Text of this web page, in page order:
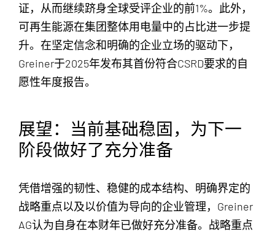
证，从而继续跻身全球受评企业的前1%。此外，
可再生能源在集团整体用电量中的占比进一步提
升。在坚定信念和明确的企业立场的驱动下，
Greiner于2025年发布其首份符合CSRD要求的自
愿性年度报告。
展望：当前基础稳固，为下一
阶段做好了充分准备
凭借增强的韧性、稳健的成本结构、明确界定的
战略重点以及以价值为导向的企业管理，Greiner
AG认为自身在本财年已做好充分准备。战略重点